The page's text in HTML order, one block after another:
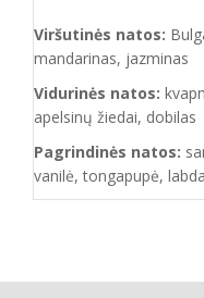
Viršutinės natos:
mandarinas, jazminas
Vidurinės natos:
apelsinų žiedai, dobilas
Pagrindinės natos:
vanilė, tongapupė,